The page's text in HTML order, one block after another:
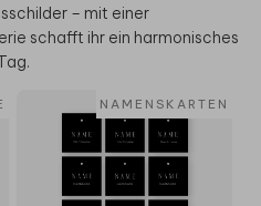
– mit einer
schafft ihr ein harmonisches
NAMENSKARTEN